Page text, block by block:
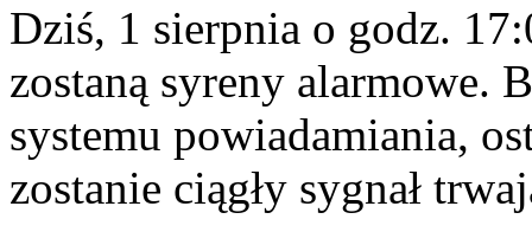
Dziś, 1 sierpnia o godz.
zostaną syreny alarmowe.
systemu powiadamiania,
zostanie ciągły sygnał